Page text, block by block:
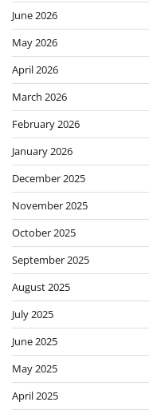
June 2026
May 2026
April 2026
March 2026
February 2026
January 2026
December 2025
November 2025
October 2025
September 2025
August 2025
July 2025
June 2025
May 2025
April 2025